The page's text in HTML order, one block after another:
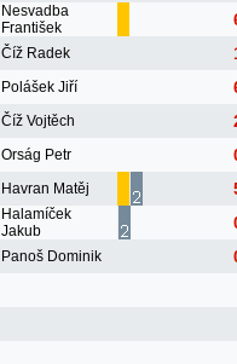
Nesvadba
František
Číž Radek
Polášek Jiří
Číž Vojtěch
Orság Petr
Havran Matěj
Halamíček
Jakub
Panoš Dominik